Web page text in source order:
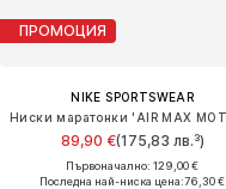
ПРОМОЦИЯ
NIKE SPORTSWEAR
89,90 €(175,83 лв.³)
Първоначално: 129,00 €
Последна най-ниска цена:76,30 €